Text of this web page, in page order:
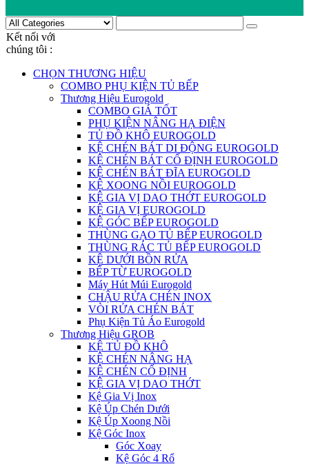
Kết nối với
chúng tôi :
CHỌN THƯƠNG HIỆU
COMBO PHỤ KIỆN TỦ BẾP
Thương Hiệu Eurogold
COMBO GIÁ TỐT
PHỤ KIỆN NÂNG HẠ ĐIỆN
TỦ ĐỒ KHÔ EUROGOLD
KỆ CHÉN BÁT DI ĐỘNG EUROGOLD
KỆ CHÉN BÁT CỐ ĐỊNH EUROGOLD
KỆ CHÉN BÁT ĐĨA EUROGOLD
KỆ XOONG NỒI EUROGOLD
KỆ GIA VỊ DAO THỚT EUROGOLD
KỆ GIA VỊ EUROGOLD
KỆ GÓC BẾP EUROGOLD
THÙNG GẠO TỦ BẾP EUROGOLD
THÙNG RÁC TỦ BẾP EUROGOLD
KỆ DƯỚI BỒN RỬA
BẾP TỪ EUROGOLD
Máy Hút Múi Eurogold
CHẬU RỬA CHÉN INOX
VÒI RỬA CHÉN BÁT
Phụ Kiện Tủ Áo Eurogold
Thương Hiệu GROB
KỆ TỦ ĐỒ KHÔ
KỆ CHÉN NÂNG HẠ
KỆ CHÉN CỐ ĐỊNH
KỆ GIA VỊ DAO THỚT
Kệ Gia Vị Inox
Kệ Úp Chén Dưới
Kệ Úp Xoong Nồi
Kệ Góc Inox
Góc Xoay
Kệ Góc 4 Rổ